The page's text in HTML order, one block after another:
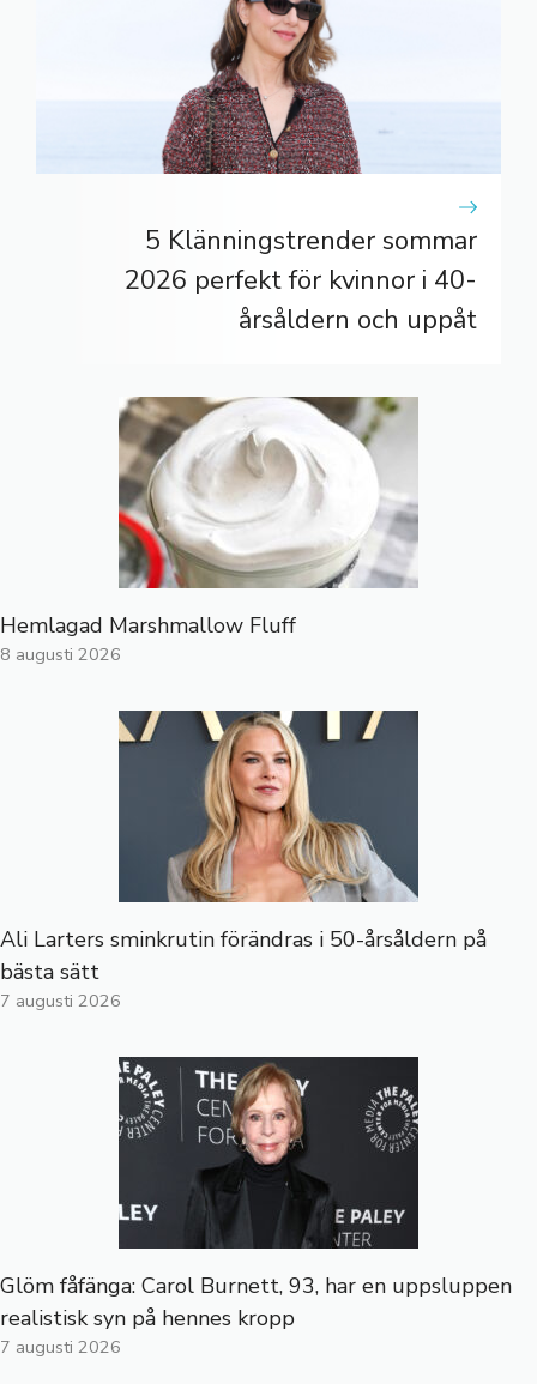
5 Klänningstrender sommar
2026 perfekt för kvinnor i 40-
årsåldern och uppåt
Hemlagad Marshmallow Fluff
8 augusti 2026
Ali Larters sminkrutin förändras i 50-årsåldern på
bästa sätt
7 augusti 2026
Glöm fåfänga: Carol Burnett, 93, har en uppsluppen
realistisk syn på hennes kropp
7 augusti 2026